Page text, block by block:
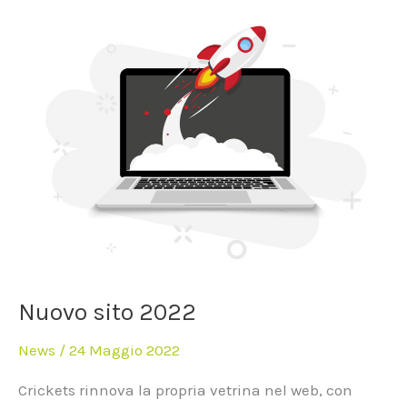
Nuovo sito 2022
News / 24 Maggio 2022
Crickets rinnova la propria vetrina nel web, con